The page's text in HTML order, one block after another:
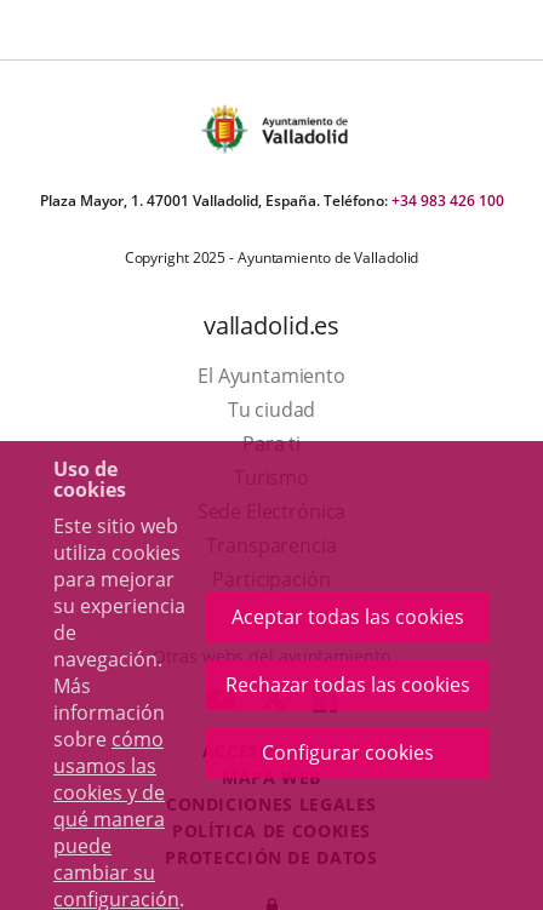
Uso de
cookies
Este sitio web
utiliza cookies
para mejorar
su experiencia
de
navegación.
Más
información
sobre cómo
usamos las
cookies y de
qué manera
puede
cambiar su
configuración.
Aceptar todas las cookies
Rechazar todas las cookies
Configurar cookies
aplicación
Plaza Mayor, 1. 47001 Valladolid, España. Teléfono:+34 983 426 100
Copyright 2025 - Ayuntamiento de Valladolid
valladolid.es
El Ayuntamiento
Tu ciudad
Para ti
en
una
ventana
nueva.
aplicación
externa.
Otras webs del ayuntamiento
ENLACE
A
UNA
APLICACIÓN
EXTERNA.
ENLACE
A
UNA
APLICACIÓN
EXTERNA.
ENLACE
A
UNA
EXTERNA.
ACCESIBILIDAD
MAPA WEB
CONDICIONES LEGALES
POLÍTICA DE COOKIES
PROTECCIÓN DE DATOS
Iniciar